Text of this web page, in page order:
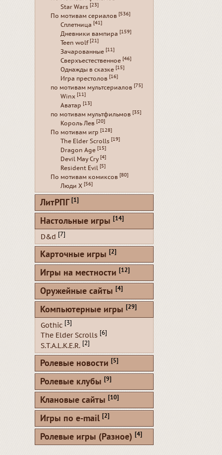
Star Wars [23]
По мотивам сериалов [536]
Сплетница [41]
Дневники вампира [159]
Teen wolf [21]
Зачарованные [11]
Сверхъестественное [46]
Однажды в сказке [15]
Игра престолов [16]
по мотивам мультсериалов [75]
Winx [11]
Аватар [13]
по мотивам мультфильмов [35]
Король Лев [20]
По мотивам игр [128]
The Elder Scrolls [19]
Dragon Age [15]
Devil May Cry [4]
Resident Evil [5]
По мотивам комиксов [80]
Люди Х [56]
ЛитРПГ [1]
Настольные игры [14]
D&d [7]
Карточные игры [2]
Игры на местности [12]
Оружейные сайты [4]
Компьютерные игры [29]
Gothic [3]
The Elder Scrolls [6]
S.T.A.L.K.E.R. [2]
Ролевые новости [5]
Ролевые клубы [9]
Клановые сайты [10]
Игры по e-mail [2]
Ролевые игры (Разное) [4]